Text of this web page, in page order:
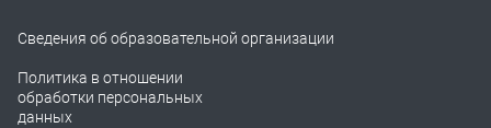
Сведения об образовательной организации
Политика в отношении
обработки персональных
данных